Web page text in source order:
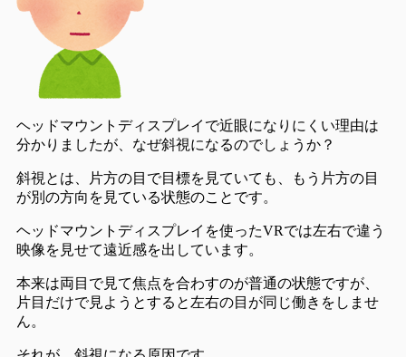
ヘッドマウントディスプレイで近眼になりにくい理由は
分かりましたが、なぜ斜視になるのでしょうか？
斜視とは、片方の目で目標を見ていても、もう片方の目
が別の方向を見ている状態のことです。
ヘッドマウントディスプレイを使ったVRでは左右で違う
映像を見せて遠近感を出しています。
本来は両目で見て焦点を合わすのが普通の状態ですが、
片目だけで見ようとすると左右の目が同じ働きをしませ
ん。